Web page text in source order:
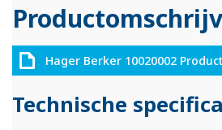
Hager Berker 10020002
Technische